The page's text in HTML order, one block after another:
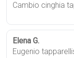
Cambio cinghia
Elena G.
Eugenio